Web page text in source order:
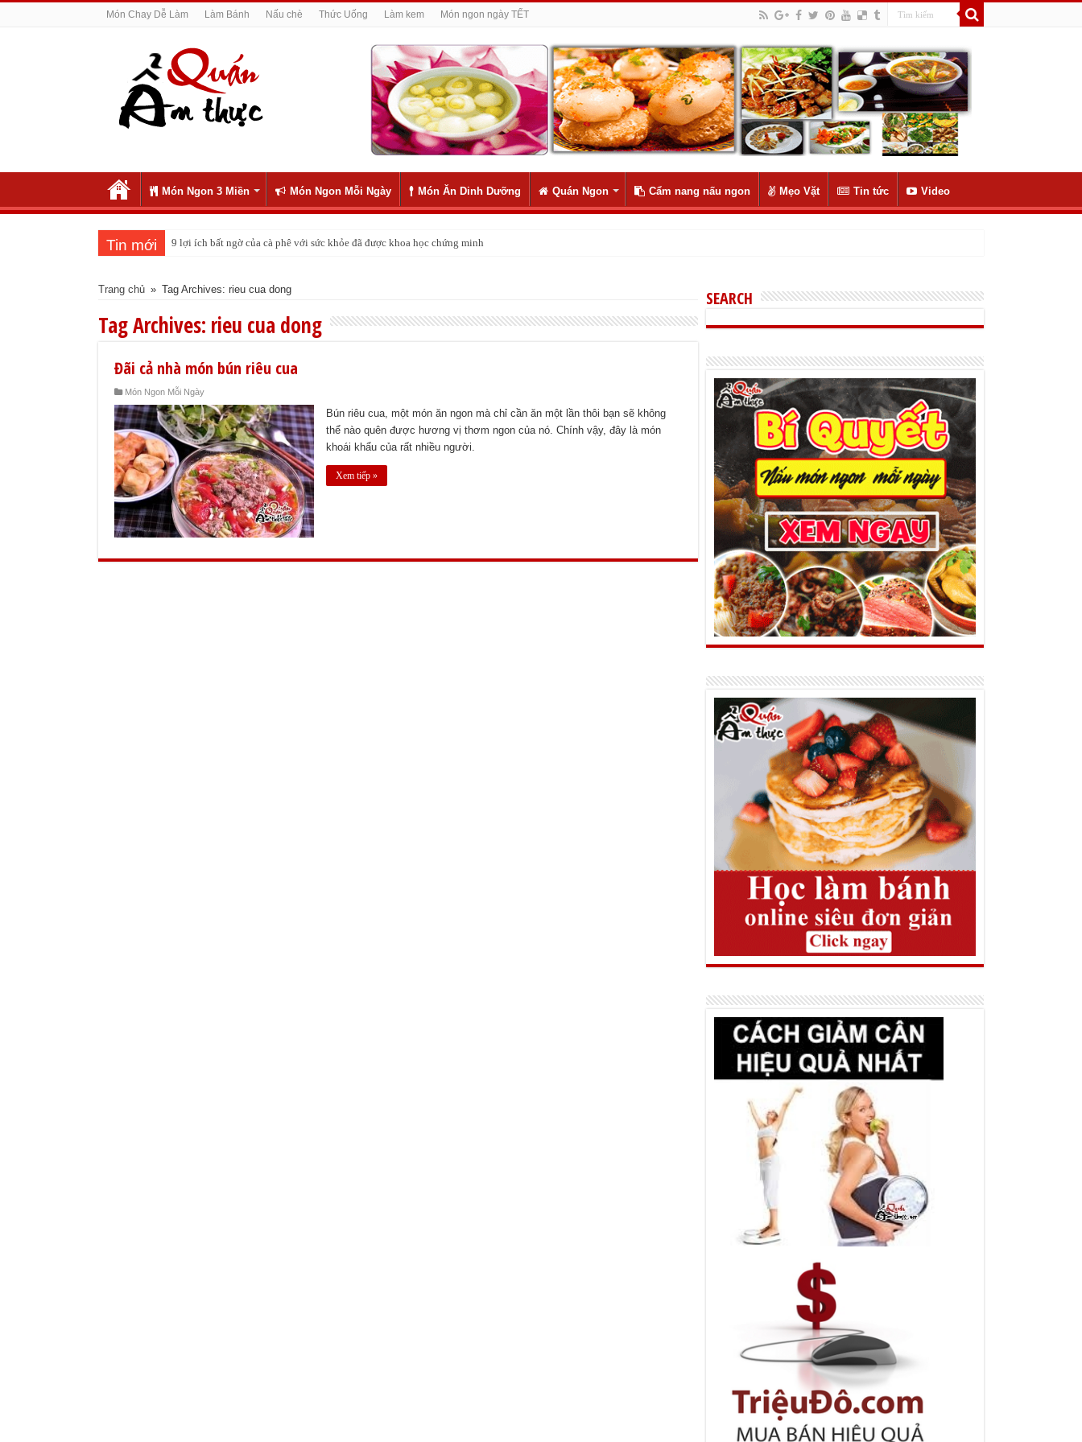
Món Chay Dễ Làm Làm Bánh Nấu chè Thức Uống Làm kem Món ngon ngày TẾT
Món Ngon 3 Miền Món Ngon Mỗi Ngày Món Ăn Dinh Dưỡng Quán Ngon Cẩm nang nấu ngon Mẹo Vặt Tin tức Video
Tin mới 9 lợi ích bất ngờ của cà phê với sức khỏe đã được khoa học chứng minh
Trang chủ » Tag Archives: rieu cua dong
Tag Archives: rieu cua dong
Đãi cả nhà món bún riêu cua
Món Ngon Mỗi Ngày
Bún riêu cua, một món ăn ngon mà chỉ cần ăn một lần thôi bạn sẽ không
thể nào quên được hương vị thơm ngon của nó. Chính vậy, đây là món
khoái khẩu của rất nhiều người.
Xem tiếp »
SEARCH